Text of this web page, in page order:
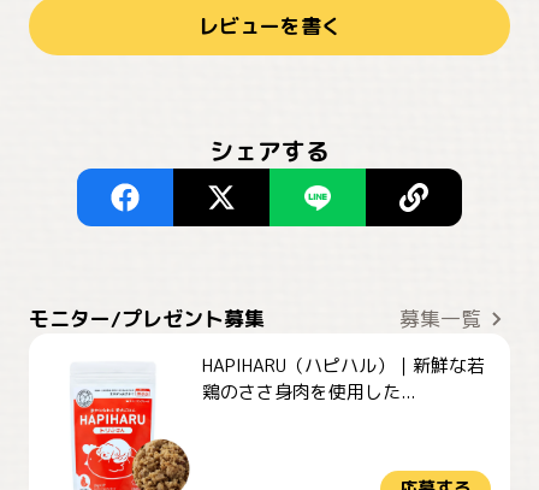
レビューを書く
シェアする
モニター/プレゼント募集 募集一覧
HAPIHARU（ハピハル）｜新鮮な若
鶏のささ身肉を使用した...